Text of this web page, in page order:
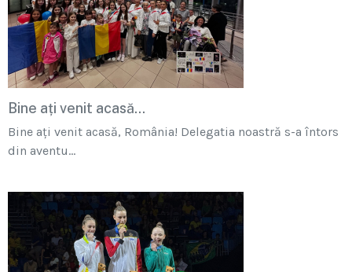
Bine ați venit acasă...
Bine ați venit acasă, România! Delegatia noastră s-a întors
din aventu...